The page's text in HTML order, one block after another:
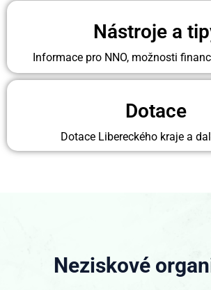
Nástroje a
Informace pro NNO, možnosti
Dotace
Dotace Libereckého kraje a
Neziskové